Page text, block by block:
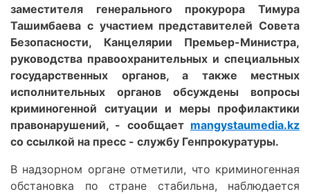
заместителя генерального прокурора Тимура
Ташимбаева с участием представителей Совета
Безопасности, Канцелярии Премьер-Министра,
руководства правоохранительных и специальных
государственных органов, а также местных
исполнительных органов обсуждены вопросы
криминогенной ситуации и меры профилактики
правонарушений, - сообщает mangystaumedia.kz
со ссылкой на пресс - службу Генпрокуратуры.
В надзорном органе отметили, что криминогенная
обстановка по стране стабильна, наблюдается